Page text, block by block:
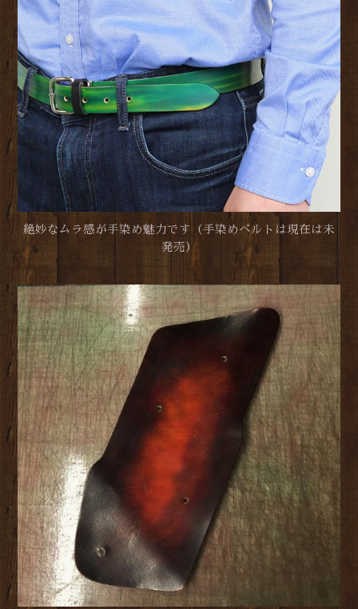
絶妙なムラ感が手染め魅力です（手染めベルトは現在は未
発売）